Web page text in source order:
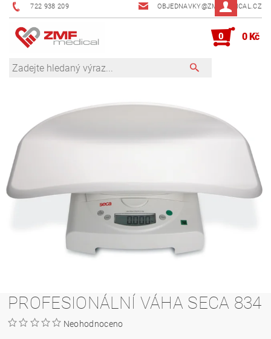
722 938 209 OBJEDNAVKY@ZMFMEDICAL.CZ
0 0 Kč
PROFESIONÁLNÍ VÁHA SECA 834
Neohodnoceno